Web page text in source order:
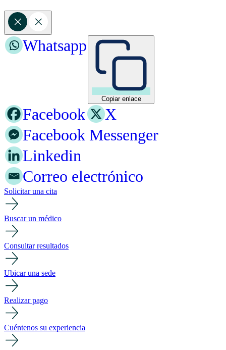
Copiar enlace
Whatsapp
Facebook
X
Facebook Messenger
Linkedin
Correo electrónico
Solicitar una cita
Buscar un médico
Consultar resultados
Ubicar una sede
Realizar pago
Cuéntenos su experiencia